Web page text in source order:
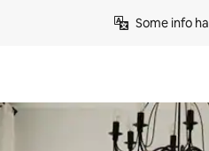
Some info